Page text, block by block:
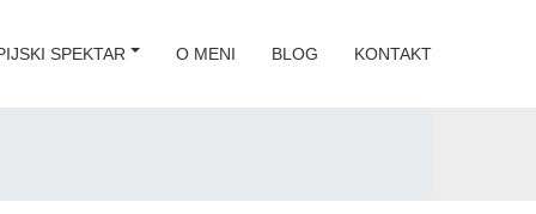
SPEKTAR O MENI BLOG KONTAKT